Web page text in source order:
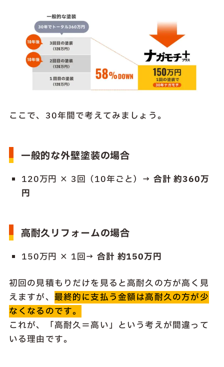
ここで、30年間で考えてみましょう。
一般的な外壁塗装の場合
120万円 × 3回（10年ごと）→ 合計 約360万
円
高耐久リフォームの場合
150万円 × 1回→合計 約150万円
初回の見積もりだけを見ると高耐久の方が高く見
えますが、 最終的に支払う金額は高耐久の方が少
なくなるのです。
これが、「高耐久＝高い」という考えが間違って
いる理由です。